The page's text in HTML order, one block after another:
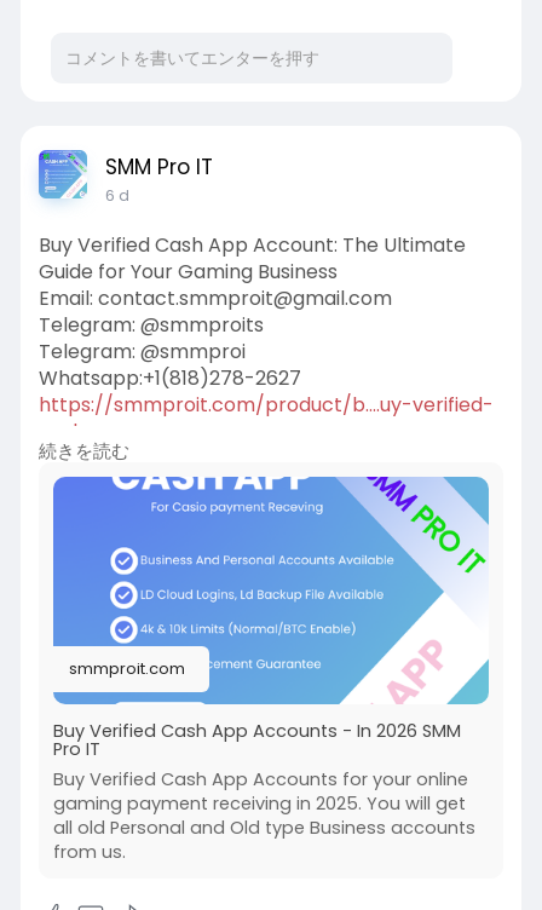
SMM Pro IT
6 d
Buy Verified Cash App Account: The Ultimate
Guide for Your Gaming Business
Email: contact.smmproit@gmail.com
Telegram: @smmproits
Telegram: @smmproi
Whatsapp:+1(818)278-2627
https://smmproit.com/product/b....uy-verified-
cash-app
Running a modern gaming business, game host
service, or digital store demands fast, frictionless
payment options. Whether you are selling in-
game items, handling server subscriptions, or
paying out tournament prizes, traditional
payment processors often impose long hold
times or strict account restrictions.
続きを読む
smmproit.com
Buy Verified Cash App Accounts - In 2026 SMM
Pro IT
Buy Verified Cash App Accounts for your online
gaming payment receiving in 2025. You will get
all old Personal and Old type Business accounts
from us.